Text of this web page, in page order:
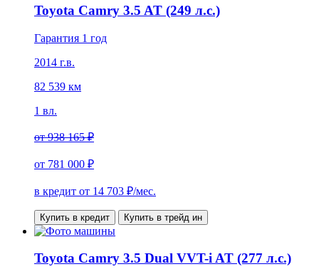
Toyota Camry 3.5 AT (249 л.с.)
Гарантия 1 год
2014 г.в.
82 539 км
1 вл.
от938 165 ₽
от 781 000 ₽
в кредит от 14 703 ₽/мес.
Купить в кредит Купить в трейд ин
Toyota Camry 3.5 Dual VVT-i AT (277 л.с.)